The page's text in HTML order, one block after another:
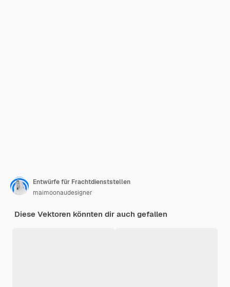
Entwürfe für Frachtdienststellen
maimoonaudesigner
Diese Vektoren könnten dir auch gefallen